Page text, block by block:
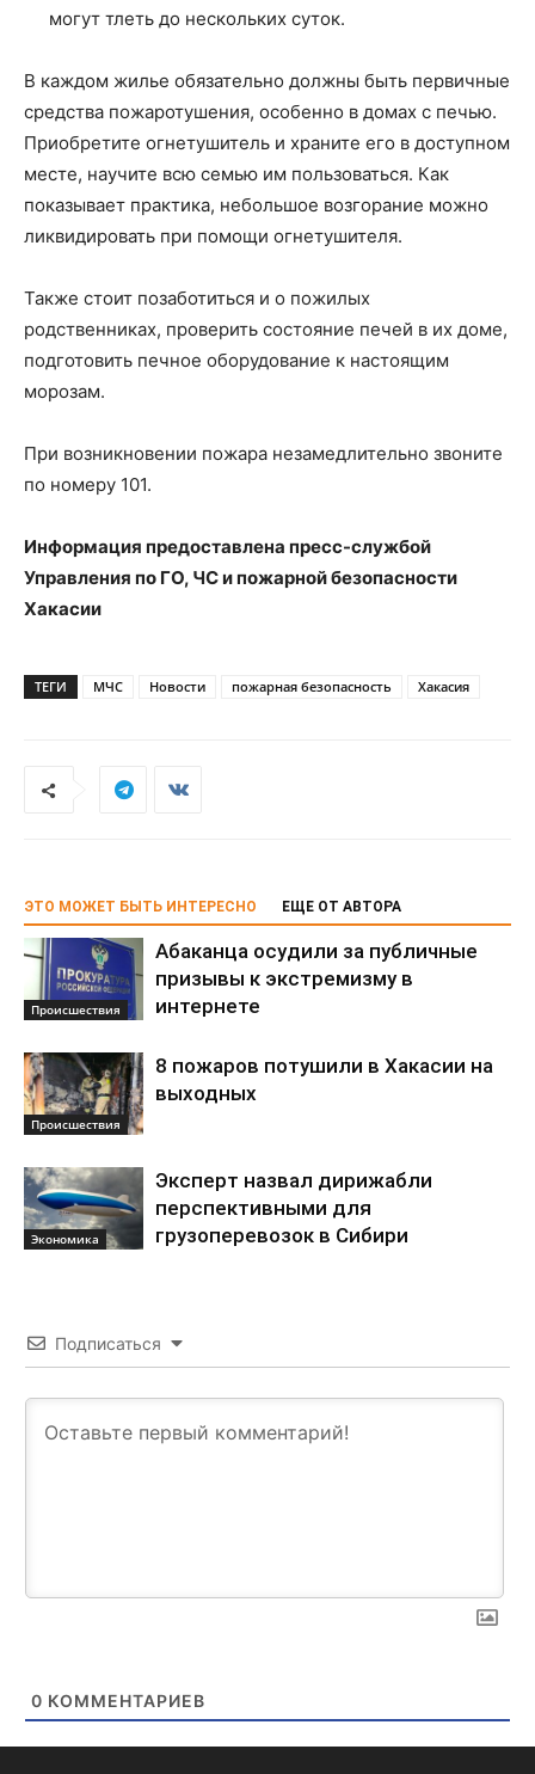
могут тлеть до нескольких суток.
В каждом жилье обязательно должны быть первичные
средства пожаротушения, особенно в домах с печью.
Приобретите огнетушитель и храните его в доступном
месте, научите всю семью им пользоваться. Как
показывает практика, небольшое возгорание можно
ликвидировать при помощи огнетушителя.
Также стоит позаботиться и о пожилых
родственниках, проверить состояние печей в их доме,
подготовить печное оборудование к настоящим
морозам.
При возникновении пожара незамедлительно звоните
по номеру 101.
Информация предоставлена пресс-службой
Управления по ГО, ЧС и пожарной безопасности
Хакасии
ТЕГИ МЧС Новости пожарная безопасность Хакасия
ЭТО МОЖЕТ БЫТЬ ИНТЕРЕСНО ЕЩЕ ОТ АВТОРА
Происшествия
Абаканца осудили за публичные
призывы к экстремизму в
интернете
Происшествия
8 пожаров потушили в Хакасии на
выходных
Экономика
Эксперт назвал дирижабли
перспективными для
грузоперевозок в Сибири
Подписаться
0 КОММЕНТАРИЕВ